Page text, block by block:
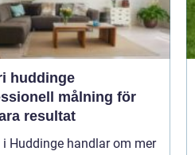
huddinge
målning för
resultat
Huddinge handlar om mer